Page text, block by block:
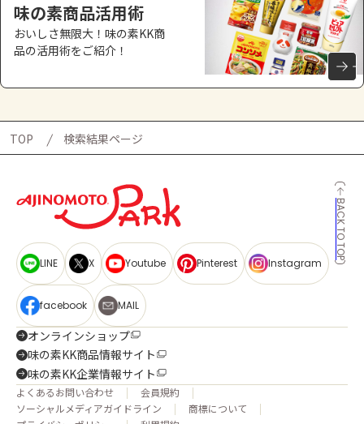
味の素商品活用術
おいしさ無限大！味の素KK商
品の活用術をご紹介！
TOP 検索結果ページ
BACK TO TOP
LINE X Youtube Pinterest Instagram
facebook MAIL
オンラインショップ
味の素KK商品情報サイト
味の素KK企業情報サイト
よくあるお問い合わせ
会員規約
ソーシャルメディアガイドライン
商標について